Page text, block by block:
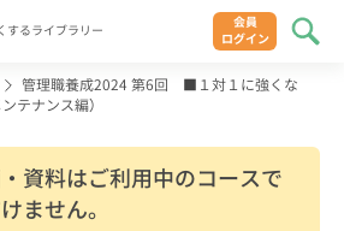
するライブラリー
会員
ログイン
管理職養成2024 第6回 ■１対１に強くな
テナンス編）
資料はご利用中のコースで
ません。